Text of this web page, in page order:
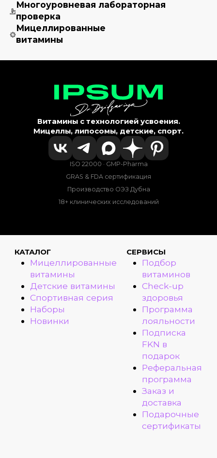
Многоуровневая лабораторная
проверка
Мицеллированные
витамины
Витамины с технологией усвоения.
Мицеллы, липосомы, детские, спорт.
ISO 22000 · GMP-Pharma
GRAS & FDA сертификация
Производство ОЭЗ Дубна
18+ клинических исследований
КАТАЛОГ
Мицеллированные
витамины
Детские витамины
Спортивная серия
Наборы
Новинки
СЕРВИСЫ
Подбор
витаминов
Check-up
здоровья
Программа
лояльности
Подписка
FKN в
подарок
Реферальная
программа
Заказ и
доставка
Подарочные
сертификаты